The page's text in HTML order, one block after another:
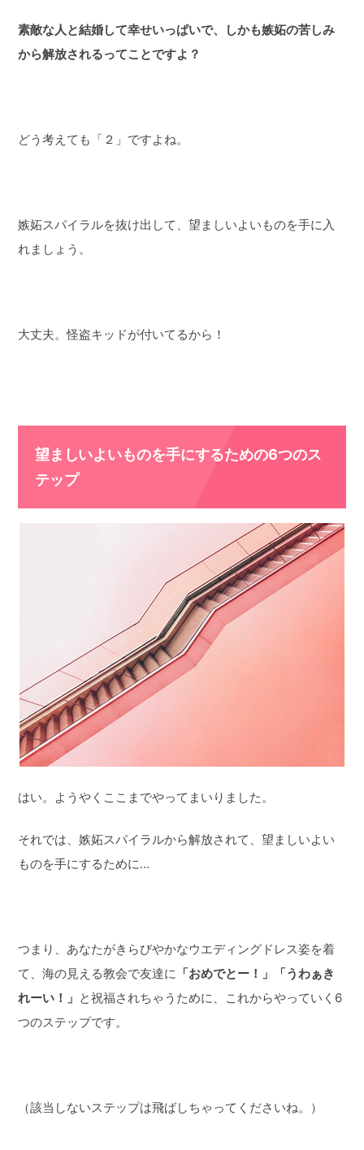
素敵な人と結婚して幸せいっぱいで、しかも嫉妬の苦しみ
から解放されるってことですよ？
どう考えても「２」ですよね。
嫉妬スパイラルを抜け出して、望ましいよいものを手に入
れましょう。
大丈夫。怪盗キッドが付いてるから！
望ましいよいものを手にするための6つのス
テップ
はい。ようやくここまでやってまいりました。
それでは、嫉妬スパイラルから解放されて、望ましいよい
ものを手にするために…
つまり、あなたがきらびやかなウエディングドレス姿を着
て、海の見える教会で友達に 「おめでとー！」「うわぁき
れーい！」 と祝福されちゃうために、これからやっていく6
つのステップです。
（該当しないステップは飛ばしちゃってくださいね。）